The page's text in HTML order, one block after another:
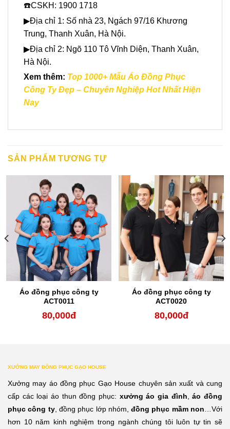
☎️CSKH: 1900 1718
▶Địa chỉ 1: Số nhà 23, Ngách 97/16 Khương
Trung, Thanh Xuân, Hà Nội.
▶Địa chỉ 2: Ngõ 110 Tô Vĩnh Diện, Thanh Xuân,
Hà Nội.
Xem thêm: Top 1000+ Mẫu Áo Đồng Phục
Công Ty Đẹp – Chuyên Nghiệp Hot Nhất Hiện
Nay
SẢN PHẨM TƯƠNG TỰ
Áo đồng phục công ty
ACT0011
80,000đ
Áo đồng phục công ty
ACT0020
80,000đ
XƯỞNG MAY ĐỒNG PHỤC GẠO HOUSE
Xưởng may áo đồng phục Gạo House chuyên sản xuất và cung
cấp các loại áo thun đồng phục: xưởng áo gia đình ,áo đồng
phục công ty, đồng phục lớp nhóm,đồng phục mầm non …Với
hơn 10 năm kinh nghiệm trong ngành chúng tôi luôn tự tin sẽ